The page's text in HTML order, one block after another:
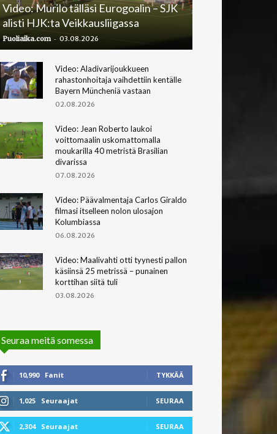
Video: Murilo tälläsi Eurogoalin – SJK
alisti HJK:ta Veikkausliigassa
Puoliaika.com - 03.08.2026
Video: Aladivarijoukkueen
rahastonhoitaja vaihdettiin kentälle
Bayern Müncheniä vastaan
02.08.2026
Video: Jean Roberto laukoi
voittomaalin uskomattomalla
moukarilla 40 metristä Brasilian
divarissa
07.08.2026
Video: Päävalmentaja Carlos Giraldo
filmasi itselleen nolon ulosajon
Kolumbiassa
06.08.2026
Video: Maalivahti otti tyynesti pallon
käsiinsä 25 metrissä – punainen
korttihan siitä tuli
03.08.2026
Seuraa meitä somessa
10,990 Fanit TYKKÄÄ
1,025 Seuraajat SEURAA
2,304 Seuraajat SEURAA